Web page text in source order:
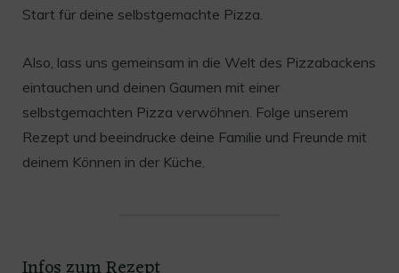
Start für deine selbstgemachte Pizza.
Also, lass uns gemeinsam in die Welt des Pizzabackens
eintauchen und deinen Gaumen mit einer
selbstgemachten Pizza verwöhnen. Folge unserem
Rezept und beeindrucke deine Familie und Freunde mit
deinem Können in der Küche.